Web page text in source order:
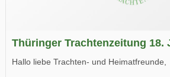
Thüringer Trachtenzeitung 18.
Hallo liebe Trachten- und Heimatfreunde,